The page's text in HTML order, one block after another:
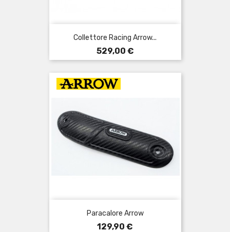
Collettore Racing Arrow...
Prezzo
529,00 €
Paracalore Arrow
Prezzo
129,90 €